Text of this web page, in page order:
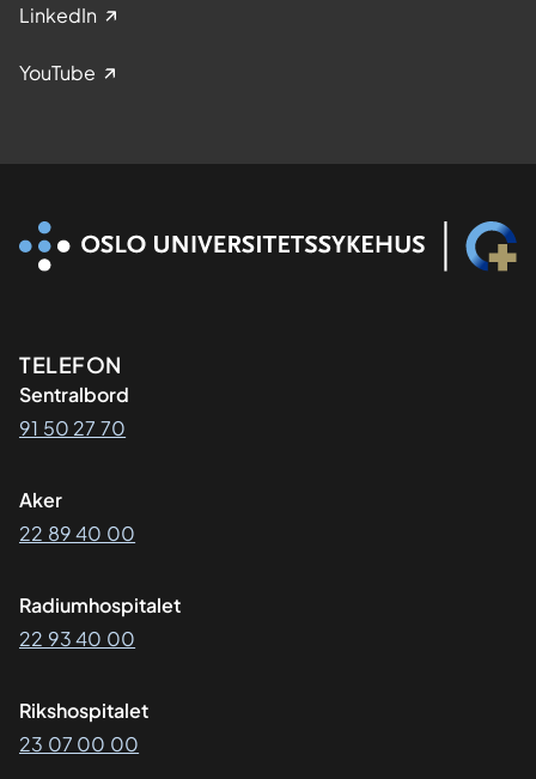
LinkedIn
YouTube
Kontaktinformasjon
TELEFON
Sentralbord
91 50 27 70
Aker
22 89 40 00
Radiumhospitalet
22 93 40 00
Rikshospitalet
23 07 00 00